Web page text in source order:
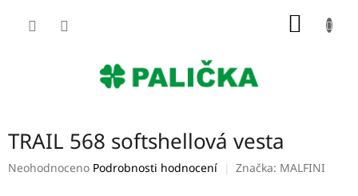
TRAIL 568 softshellová vesta
Průměrné
Neohodnoceno Podrobnosti hodnocení Značka: MALFINI